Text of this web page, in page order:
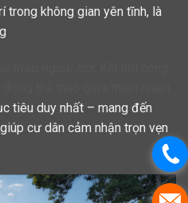
trong không gian yên tĩnh, là
tiêu duy nhất – mang đến
cư dân cảm nhận trọn vẹn